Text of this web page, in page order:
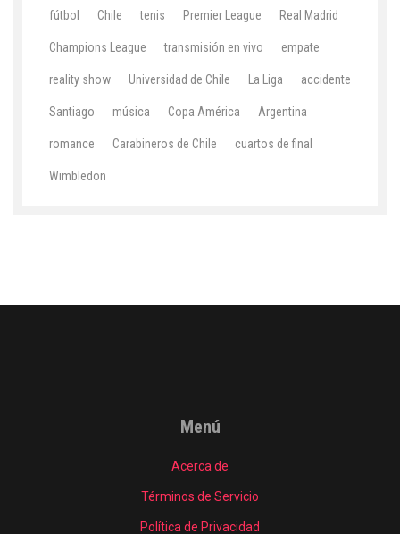
fútbol Chile tenis Premier League Real Madrid
Champions League transmisión en vivo empate
reality show Universidad de Chile La Liga accidente
Santiago música Copa América Argentina
romance Carabineros de Chile cuartos de final
Wimbledon
Menú
Acerca de
Términos de Servicio
Política de Privacidad